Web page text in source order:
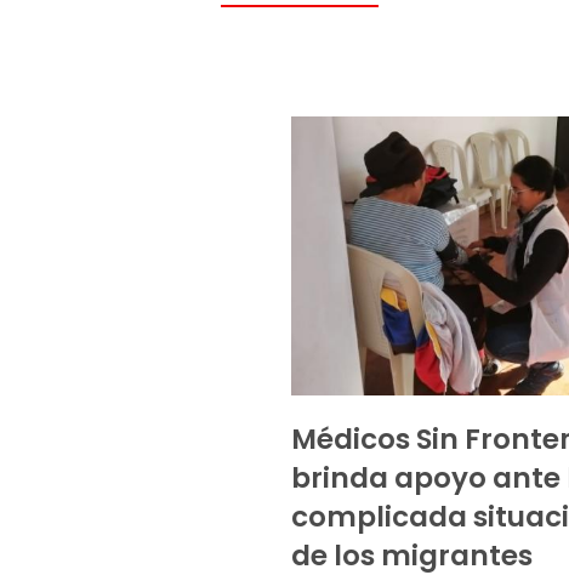
Médicos Sin
brinda apoyo ante
complicada
de los migrantes